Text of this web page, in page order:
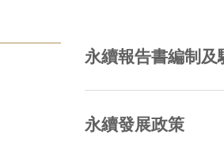
永續報告書編制及
永續發展政策